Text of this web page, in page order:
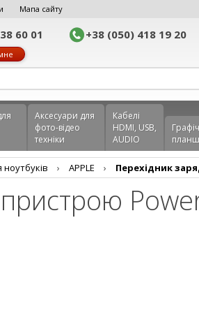
Мапа сайту
60 01 +38 (050) 418 19 20
Аксесуари для
фото-відео
техніки
Кабелі
HDMI, USB,
AUDIO
› APPLE › Перехідник